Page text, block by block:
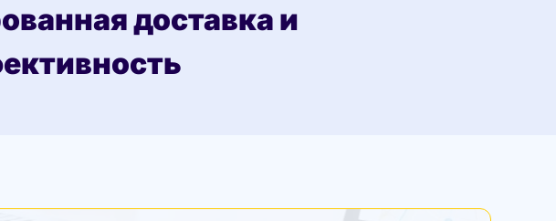
доставка и